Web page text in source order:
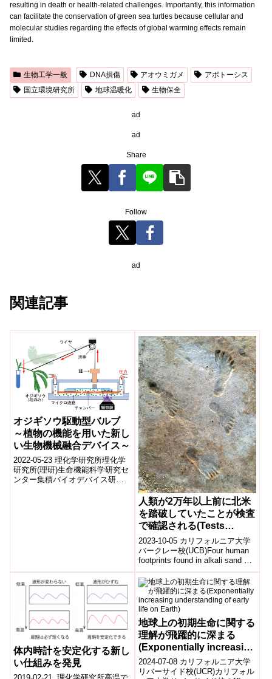
resulting in death or health-related challenges. Importantly, this information
can facilitate the conservation of green sea turtles because cellular and
molecular studies regarding the effects of global warming effects remain
limited.
生物工学一般 DNA損傷 アオウミガメ
アポトーシス
国立環境研究所
地球温暖化 生物保全
ad
ad
Share
Follow
ad
関連記事
オジギソウ駆動型バルブ
～植物の機能を用いた新し
い生物機械融合デバイス～
2022-05-23 理化学研究所理化学
研究所(理研)生命機能科学研究セ
ンター集積バイオデバイス研究
人類が2万年以上前に北米
を踏破していたことが検査
で確認される(Tests
confirm humans tramped
around North America
more than 20,000 years
ago)
2023-10-05 カリフォルニア大学
バークレー校(UCB)Four human
footprints found in alkali sand at
Whi...
体内時計を安定化する新し
い仕組みを発見
地球上の初期生命に関する
理解が飛躍的に深まる
(Exponentially increasing
understanding of early
life on Earth)
2024-07-08 カリフォルニア大学
リバーサイド校(UCR)カリフォル